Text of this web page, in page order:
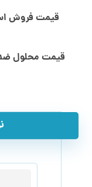
قیمت فروش
قیمت محلول ضدعفونی